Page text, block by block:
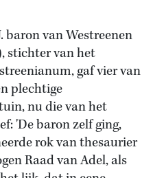
baron van Westreenen
stichter van het
gaf vier van
plechtige
nu die van het
'De baron zelf ging,
rok van thesaurier
Raad van Adel, als